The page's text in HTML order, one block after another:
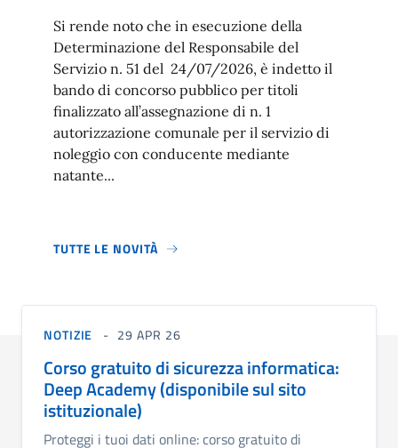
Si rende noto che in esecuzione della
Determinazione del Responsabile del
Servizio n. 51 del 24/07/2026, è indetto il
bando di concorso pubblico per titoli
finalizzato all’assegnazione di n. 1
autorizzazione comunale per il servizio di
noleggio con conducente mediante
natante...
TUTTE LE NOVITÀ
NOTIZIE 29 APR 26
Corso gratuito di sicurezza informatica:
Deep Academy (disponibile sul sito
istituzionale)
Proteggi i tuoi dati online: corso gratuito di